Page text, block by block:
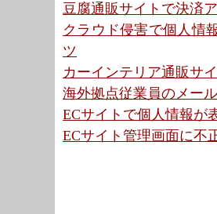
豆腐通販サイトで決済
クラウド侵害で個人情
ツ
カーインテリア通販サ
海外拠点従業員のメー
ECサイトで個人情報が
ECサイト管理画面に不